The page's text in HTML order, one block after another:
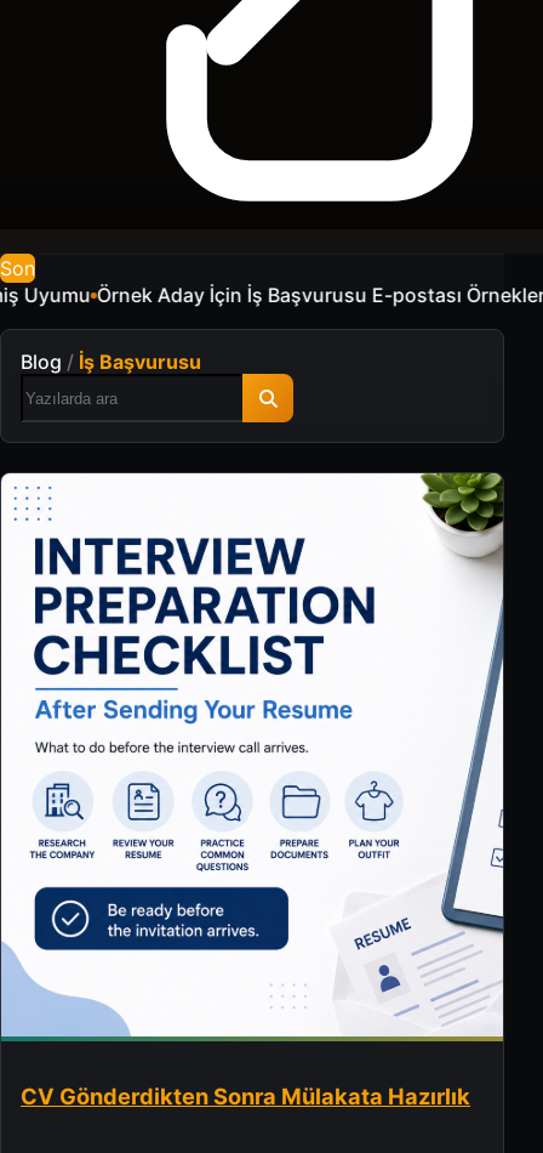
Son
Örnekleri ATS ve İşe Alım Uzmanları İçin CV
Blog / İş Başvurusu
CV Gönderdikten Sonra Mülakata Hazırlık